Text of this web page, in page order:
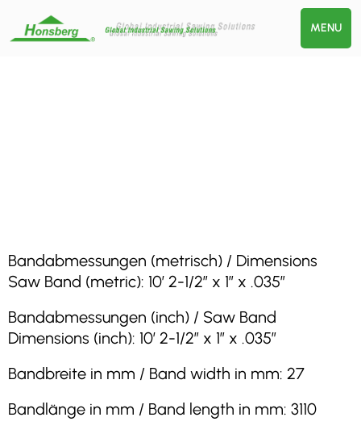
MENU
Bandabmessungen (metrisch) / Dimensions
Saw Band (metric): 10′ 2-1/2″ x 1″ x .035″
Bandabmessungen (inch) / Saw Band
Dimensions (inch): 10′ 2-1/2″ x 1″ x .035″
Bandbreite in mm / Band width in mm: 27
Bandlänge in mm / Band length in mm: 3110